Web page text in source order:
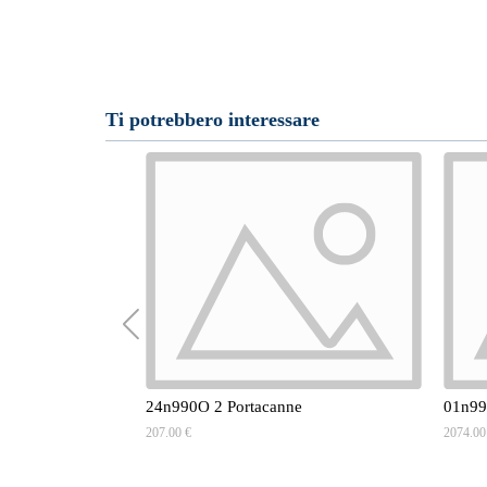
Ti potrebbero interessare
24n990O 2 Portacanne
207.00 €